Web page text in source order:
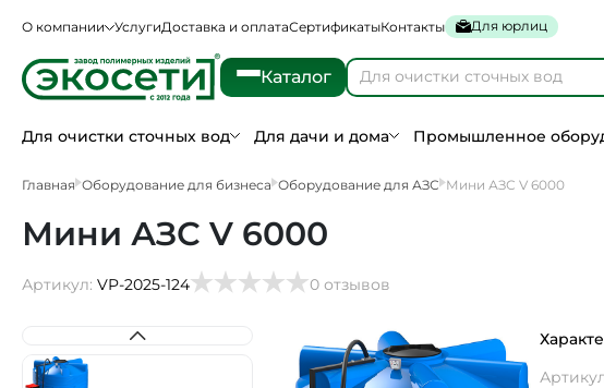
О компании УслугиДоставка и оплатаСертификатыКонтакты Для юрлиц
Каталог
Для очистки сточных вод Для дачи и дома Промышленное
Главная Оборудование для бизнеса Оборудование для АЗС Мини АЗС V 6000
Мини АЗС V 6000
Артикул: VP-2025-124 0 отзывов